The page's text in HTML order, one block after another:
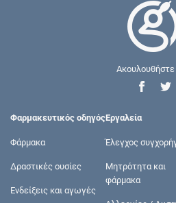
Ακουλουθήστε
Φαρμακευτικός οδηγός
Φάρμακα
Δραστικές ουσίες
Ενδείξεις και αγωγές
Εργαλεία
Έλεγχος
Μητρότητα και
φάρμακα